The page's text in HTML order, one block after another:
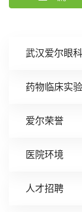
武汉爱尔眼
药物临床实
爱尔荣誉
医院环境
人才招聘